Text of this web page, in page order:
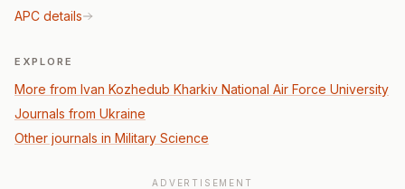
APC details
EXPLORE
More from Ivan Kozhedub Kharkiv National Air Force University
Journals from Ukraine
Other journals in Military Science
ADVERTISEMENT